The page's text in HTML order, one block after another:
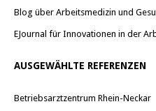
Blog über Arbeitsmedizin und
EJournal für Innovationen in der
AUSGEWÄHLTE REFERENZEN
Betriebsarztzentrum Rhein-Neckar